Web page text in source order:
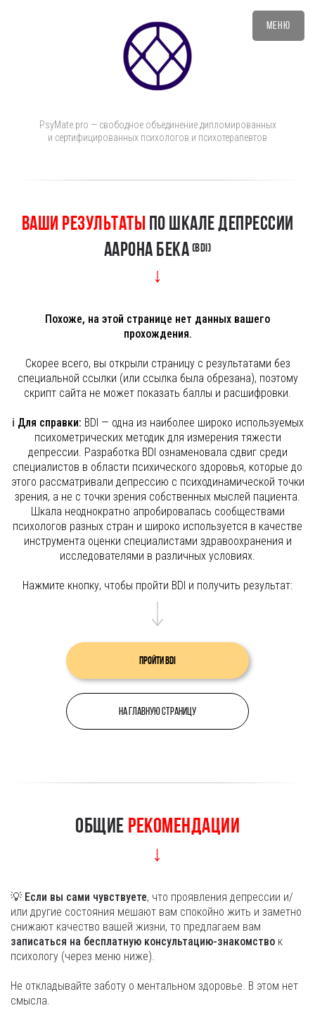
PsyMate.pro — свободное объединение дипломированных
и сертифицированных психологов и психотерапевтов
Меню
Ваши Результаты по шкале депрессии
Аарона Бека (BDI)
↓
Похоже, на этой странице нет данных вашего
прохождения.
Скорее всего, вы открыли страницу с результатами без
специальной ссылки (или ссылка была обрезана), поэтому
скрипт сайта не может показать баллы и расшифровки.
ℹ️ Для справки: BDI — одна из наиболее широко используемых
психометрических методик для измерения тяжести
депрессии. Разработка BDI ознаменовала сдвиг среди
специалистов в области психического здоровья, которые до
этого рассматривали депрессию с психодинамической точки
зрения, а не с точки зрения собственных мыслей пациента.
Шкала неоднократно апробировалась сообществами
психологов разных стран и широко используется в качестве
инструмента оценки специалистами здравоохранения и
исследователями в различных условиях.
Нажмите кнопку, чтобы пройти BDI и получить результат:
Пройти BDI
На главную страницу
Общие рекомендации
↓
💡 Если вы сами чувствуете, что проявления депрессии и/
или другие состояния мешают вам спокойно жить и заметно
снижают качество вашей жизни, то предлагаем вам
записаться на бесплатную консультацию-знакомство к
психологу (через меню ниже).
Не откладывайте заботу о ментальном здоровье. В этом нет
смысла.